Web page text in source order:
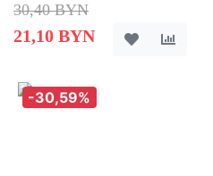
30,40 BYN
21,10 BYN
-30,59%